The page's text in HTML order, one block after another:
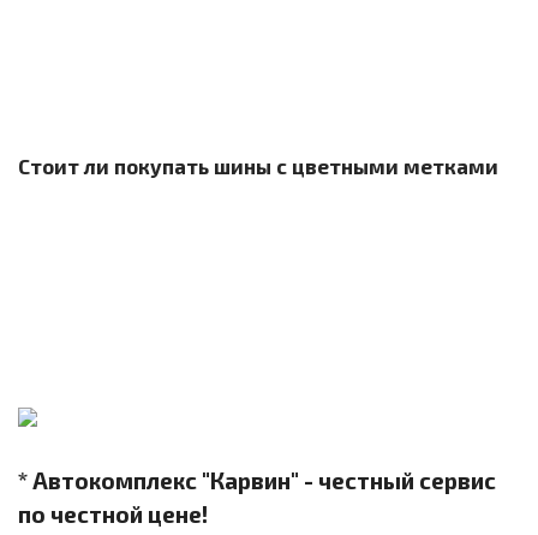
Стоит ли покупать шины с цветными метками
* Автокомплекс "Карвин" - честный сервис
по честной цене!